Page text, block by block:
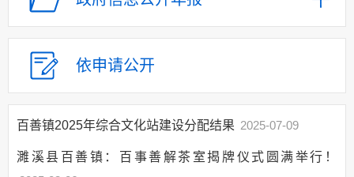
计信息
建议提案办理
政府领导
年度财政预决算
依申请公开
百善镇2025年综合文化站建设分配结果 2025-07-09
濉溪县百善镇：百事善解茶室揭牌仪式圆满举行！